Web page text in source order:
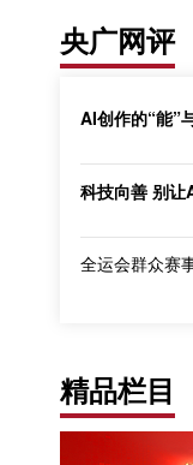
央广网评
AI创作的“能”
科技向善 别让
全运会群众赛
精品栏目